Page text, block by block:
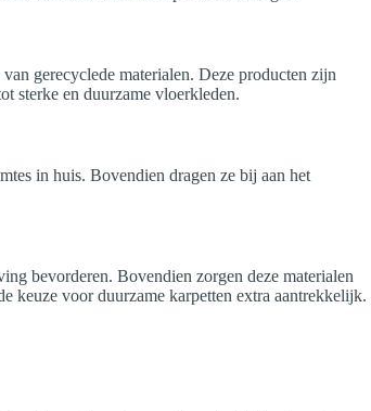
gerecyclede materialen. Deze producten zijn
sterke en duurzame vloerkleden.
in huis. Bovendien dragen ze bij aan het
bevorderen. Bovendien zorgen deze materialen
keuze voor duurzame karpetten extra aantrekkelijk.